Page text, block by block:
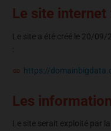
Le site internet
Le site a été créé le 20/
:
https://
Les
Le site serait exploité par